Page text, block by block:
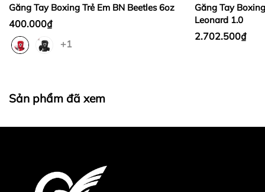
Găng Tay Boxing Trẻ Em BN Beetles 6oz
400.000₫
+1
Găng Tay
Leonard 1.0
2.702.500₫
Sản phẩm đã xem